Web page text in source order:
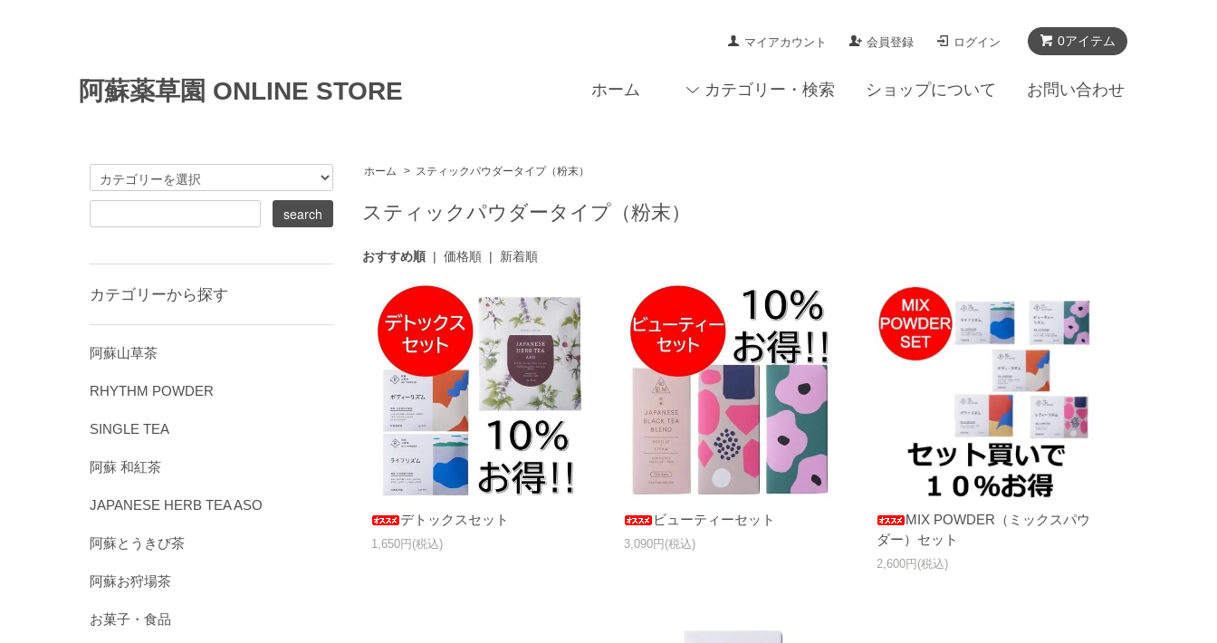
0アイテム
マイアカウント 会員登録 ログイン
ホーム カテゴリー・検索 ショップについて お問い合わせ
阿蘇薬草園 ONLINE STORE
ホーム > スティックパウダータイプ（粉末）
スティックパウダータイプ（粉末）
おすすめ順| 価格順| 新着順
デトックスセット
1,650円(税込)
ビューティーセット
3,090円(税込)
MIX POWDER（ミックスパウ
ダー）セット
2,600円(税込)
カテゴリーから探す
阿蘇山草茶
RHYTHM POWDER
SINGLE TEA
阿蘇 和紅茶
JAPANESE HERB TEA ASO
阿蘇とうきび茶
阿蘇お狩場茶
お菓子・食品